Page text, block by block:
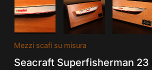
Mezzi scafi su misura
Seacraft Superfisherman 23